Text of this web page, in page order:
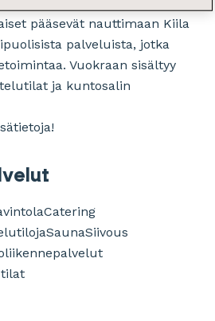
pääsevät nauttimaan Kiila
palveluista, jotka
Vuokraan sisältyy
ja kuntosalin
Catering
SaunaSiivous